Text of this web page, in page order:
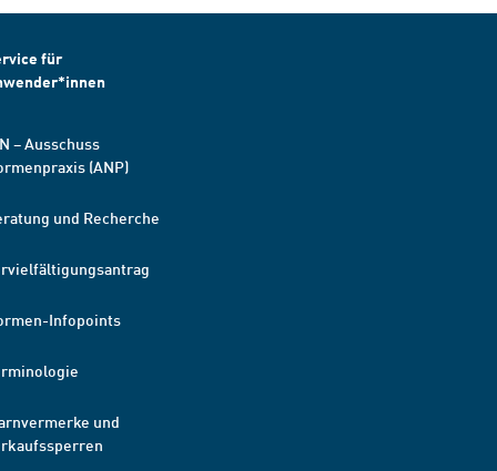
für
– Ausschuss
(ANP)
und Recherche
Infopoints
und